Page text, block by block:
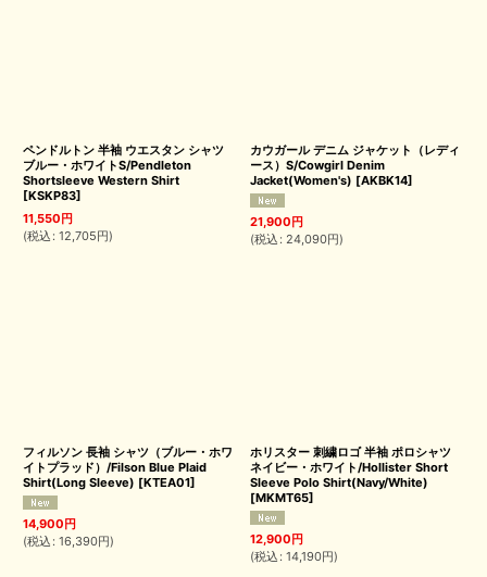
ペンドルトン 半袖 ウエスタン シャツ
ブルー・ホワイトS/Pendleton
Shortsleeve Western Shirt
[KSKP83]
11,550円
(税込 : 12,705円)
カウガール デニム ジャケット（レディ
ース）S/Cowgirl Denim
Jacket(Women's) [AKBK14]
21,900円
(税込 : 24,090円)
フィルソン 長袖 シャツ（ブルー・ホワ
イトプラッド）/Filson Blue Plaid
Shirt(Long Sleeve) [KTEA01]
14,900円
(税込 : 16,390円)
ホリスター 刺繍ロゴ 半袖 ポロシャツ
ネイビー・ホワイト/Hollister Short
Sleeve Polo Shirt(Navy/White)
[MKMT65]
12,900円
(税込 : 14,190円)